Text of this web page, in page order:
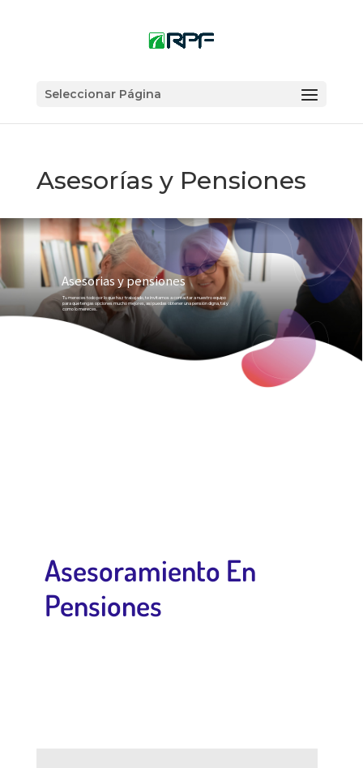
Seleccionar Página
Asesorías y Pensiones
Asesorias y pensiones
Tu mereces todo por lo que haz trabajado, te invitamos a contactar a nuestro equipo
para que tengas opciones mucho mejores, así puedas obtener una pensión digna, tal y
como lo mereces.
Asesoramiento En
Pensiones